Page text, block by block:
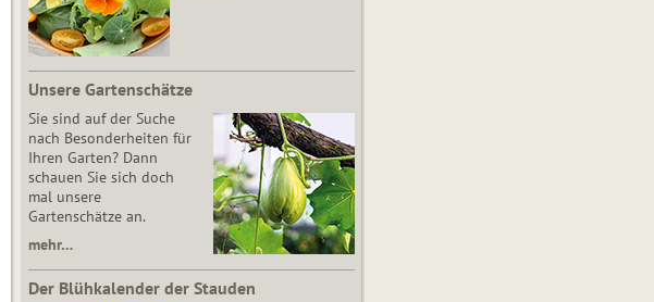
Unsere Gartenschätze
Sie sind auf der Suche
nach Besonderheiten für
Ihren Garten? Dann
schauen Sie sich doch
mal unsere
Gartenschätze an.
mehr…
Der Blühkalender der Stauden